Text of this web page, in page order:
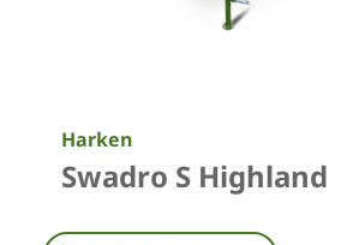
Harken
Swadro S Highland